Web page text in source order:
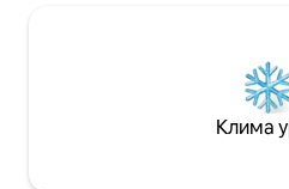
Клима